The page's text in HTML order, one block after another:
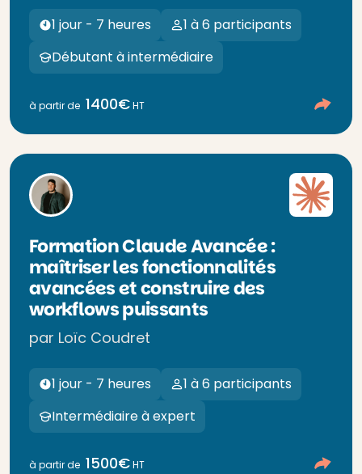
1 jour - 7 heures
1 à 6 participants
Débutant à intermédiaire
à partir de 1400€HT
Formation Claude Avancée :
maîtriser les fonctionnalités
avancées et construire des
workflows puissants
par Loïc Coudret
1 jour - 7 heures
1 à 6 participants
Intermédiaire à expert
à partir de 1500€HT